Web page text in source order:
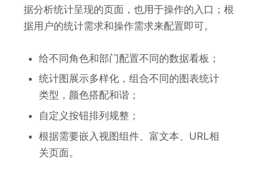
据分析统计呈现的页面，也用于操作的入口；根
据用户的统计需求和操作需求来配置即可。
给不同角色和部门配置不同的数据看板；
统计图展示多样化，组合不同的图表统计
类型，颜色搭配和谐；
自定义按钮排列规整；
根据需要嵌入视图组件、富文本、URL相
关页面。